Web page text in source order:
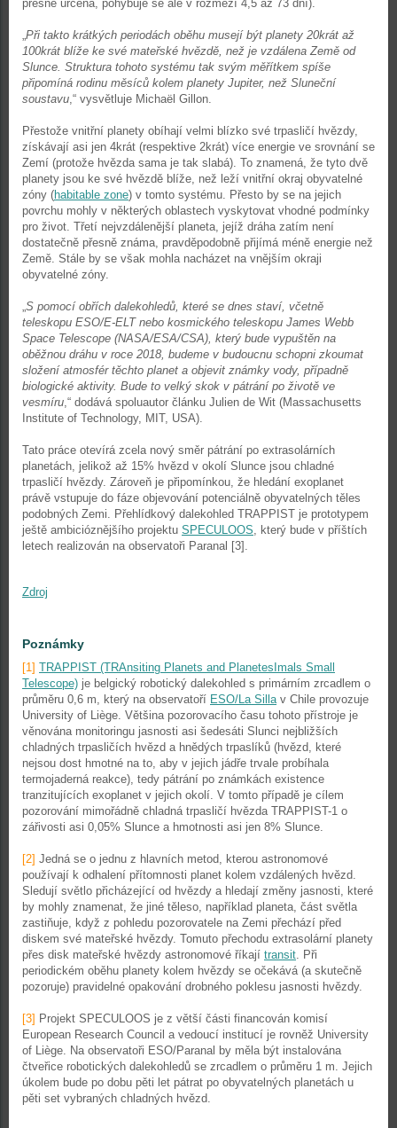
přesně určena, pohybuje se ale v rozmezí 4,5 až 73 dní).
„Při takto krátkých periodách oběhu musejí být planety 20krát až
100krát blíže ke své mateřské hvězdě, než je vzdálena Země od
Slunce. Struktura tohoto systému tak svým měřítkem spíše
připomíná rodinu měsíců kolem planety Jupiter, než Sluneční
soustavu,“ vysvětluje Michaël Gillon.
Přestože vnitřní planety obíhají velmi blízko své trpasličí hvězdy,
získávají asi jen 4krát (respektive 2krát) více energie ve srovnání se
Zemí (protože hvězda sama je tak slabá). To znamená, že tyto dvě
planety jsou ke své hvězdě blíže, než leží vnitřní okraj obyvatelné
zóny (habitable zone) v tomto systému. Přesto by se na jejich
povrchu mohly v některých oblastech vyskytovat vhodné podmínky
pro život. Třetí nejvzdálenější planeta, jejíž dráha zatím není
dostatečně přesně známa, pravděpodobně přijímá méně energie než
Země. Stále by se však mohla nacházet na vnějším okraji
obyvatelné zóny.
„S pomocí obřích dalekohledů, které se dnes staví, včetně
teleskopu ESO/E-ELT nebo kosmického teleskopu James Webb
Space Telescope (NASA/ESA/CSA), který bude vypuštěn na
oběžnou dráhu v roce 2018, budeme v budoucnu schopni zkoumat
složení atmosfér těchto planet a objevit známky vody, případně
biologické aktivity. Bude to velký skok v pátrání po životě ve
vesmíru,“ dodává spoluautor článku Julien de Wit (Massachusetts
Institute of Technology, MIT, USA).
Tato práce otevírá zcela nový směr pátrání po extrasolárních
planetách, jelikož až 15% hvězd v okolí Slunce jsou chladné
trpasličí hvězdy. Zároveň je připomínkou, že hledání exoplanet
právě vstupuje do fáze objevování potenciálně obyvatelných těles
podobných Zemi. Přehlídkový dalekohled TRAPPIST je prototypem
ještě ambicióznějšího projektu SPECULOOS, který bude v příštích
letech realizován na observatoři Paranal [3].
Zdroj
Poznámky
[1] TRAPPIST (TRAnsiting Planets and PlanetesImals Small
Telescope) je belgický robotický dalekohled s primárním zrcadlem o
průměru 0,6 m, který na observatoří ESO/La Sillav Chile provozuje
University of Liège. Většina pozorovacího času tohoto přístroje je
věnována monitoringu jasnosti asi šedesáti Slunci nejbližších
chladných trpasličích hvězd a hnědých trpaslíků (hvězd, které
nejsou dost hmotné na to, aby v jejich jádře trvale probíhala
termojaderná reakce), tedy pátrání po známkách existence
tranzitujících exoplanet v jejich okolí. V tomto případě je cílem
pozorování mimořádně chladná trpasličí hvězda TRAPPIST-1 o
zářivosti asi 0,05% Slunce a hmotnosti asi jen 8% Slunce.
[2] Jedná se o jednu z hlavních metod, kterou astronomové
používají k odhalení přítomnosti planet kolem vzdálených hvězd.
Sledují světlo přicházející od hvězdy a hledají změny jasnosti, které
by mohly znamenat, že jiné těleso, například planeta, část světla
zastiňuje, když z pohledu pozorovatele na Zemi přechází před
diskem své mateřské hvězdy. Tomuto přechodu extrasolární planety
přes disk mateřské hvězdy astronomové říkají transit. Při
periodickém oběhu planety kolem hvězdy se očekává (a skutečně
pozoruje) pravidelné opakování drobného poklesu jasnosti hvězdy.
[3] Projekt SPECULOOS je z větší části financován komisí
European Research Council a vedoucí institucí je rovněž University
of Liège. Na observatoři ESO/Paranal by měla být instalována
čtveřice robotických dalekohledů se zrcadlem o průměru 1 m. Jejich
úkolem bude po dobu pěti let pátrat po obyvatelných planetách u
pěti set vybraných chladných hvězd.